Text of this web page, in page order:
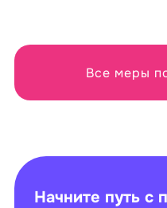
Все меры
Начните путь с